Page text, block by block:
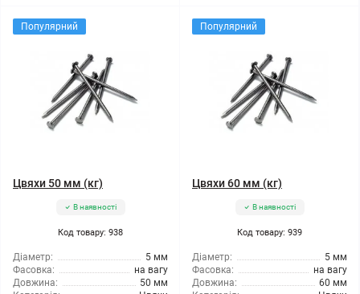
Популярний
Цвяхи 50 мм (кг)
В наявності
Код товару: 938
Діаметр:
5 мм
Фасовка:
на вагу
Довжина:
50 мм
Популярний
Цвяхи 60 мм (кг)
В наявності
Код товару: 939
Діаметр:
5 мм
Фасовка:
на вагу
Довжина:
60 мм